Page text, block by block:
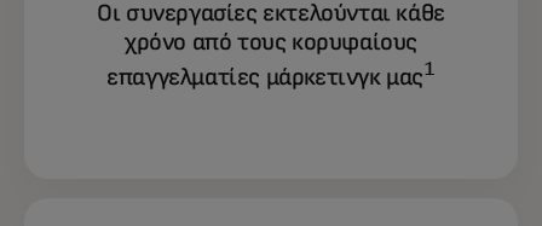
Οι συνεργασίες εκτελούνται κάθε
χρόνο από τους κορυφαίους
επαγγελματίες μάρκετινγκ μας1